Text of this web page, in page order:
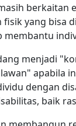
berkaitan
fisik yang bisa
membantu
menjadi
apabila
dengan
baik